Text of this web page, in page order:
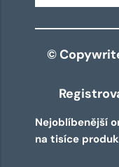
©
Nejoblíbenější
na tisíce